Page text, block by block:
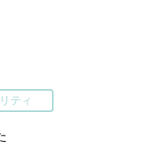
ティ